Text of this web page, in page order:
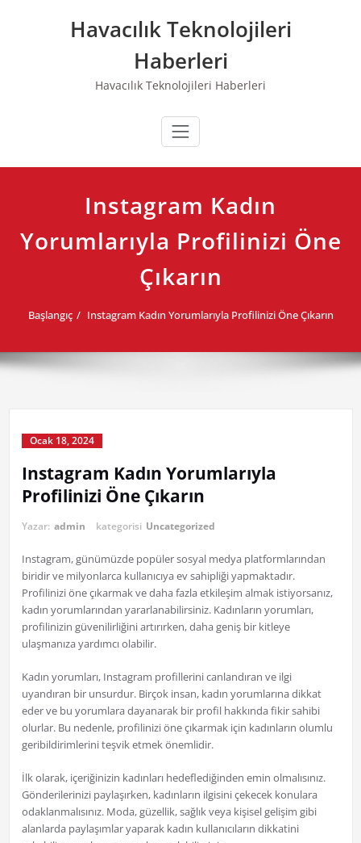
Havacılık Teknolojileri
Haberleri
Havacılık Teknolojileri Haberleri
Instagram Kadın
Yorumlarıyla Profilinizi Öne
Çıkarın
Başlangıç Instagram Kadın Yorumlarıyla Profilinizi Öne Çıkarın
Ocak 18, 2024
Instagram Kadın Yorumlarıyla
Profilinizi Öne Çıkarın
Yazar: admin kategorisi Uncategorized
Instagram, günümüzde popüler sosyal medya platformlarından
biridir ve milyonlarca kullanıcıya ev sahipliği yapmaktadır.
Profilinizi öne çıkarmak ve daha fazla etkileşim almak istiyorsanız,
kadın yorumlarından yararlanabilirsiniz. Kadınların yorumları,
profilinizin güvenilirliğini artırırken, daha geniş bir kitleye
ulaşmanıza yardımcı olabilir.
Kadın yorumları, Instagram profillerini canlandıran ve ilgi
uyandıran bir unsurdur. Birçok insan, kadın yorumlarına dikkat
eder ve bu yorumlara dayanarak bir profil hakkında fikir sahibi
olurlar. Bu nedenle, profilinizi öne çıkarmak için kadınların olumlu
geribildirimlerini teşvik etmek önemlidir.
İlk olarak, içeriğinizin kadınları hedeflediğinden emin olmalısınız.
Gönderilerinizi paylaşırken, kadınların ilgisini çekecek konulara
odaklanmalısınız. Moda, güzellik, sağlık veya kişisel gelişim gibi
alanlarda paylaşımlar yaparak kadın kullanıcıların dikkatini